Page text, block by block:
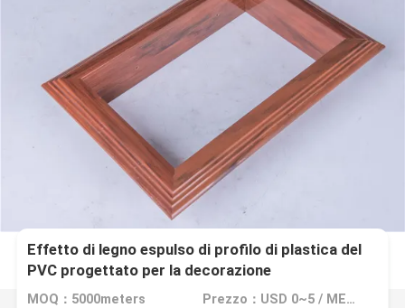
Effetto di legno espulso di profilo di plastica del
PVC progettato per la decorazione
MOQ：5000meters Prezzo：USD 0~5 / METER